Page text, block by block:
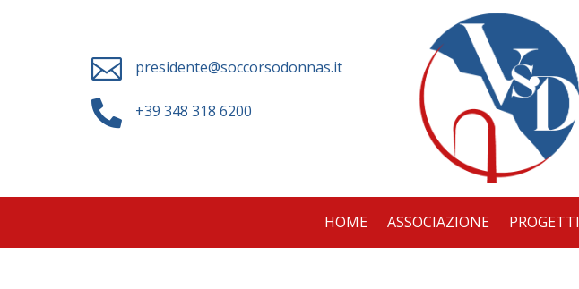
 presidente@soccorsodonnas.it
 +39 348 318 6200
HOME ASSOCIAZIONE PROGETTI